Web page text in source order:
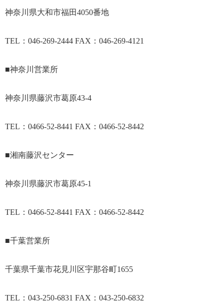
神奈川県大和市福田4050番地
TEL：046-269-2444 FAX：046-269-4121
■神奈川営業所
神奈川県藤沢市葛原43-4
TEL：0466-52-8441 FAX：0466-52-8442
■湘南藤沢センター
神奈川県藤沢市葛原45-1
TEL：0466-52-8441 FAX：0466-52-8442
■千葉営業所
千葉県千葉市花見川区宇那谷町1655
TEL：043-250-6831 FAX：043-250-6832